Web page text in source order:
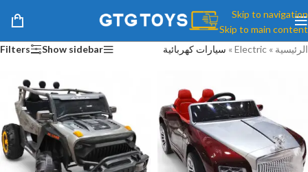
Skip to navigation
Skip to main content
الرئيسية »
Electric
» سيارات كهربائية Show sidebar
Filters